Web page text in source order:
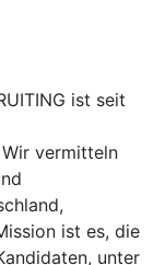
ist seit
vermitteln
ist es, die
unter